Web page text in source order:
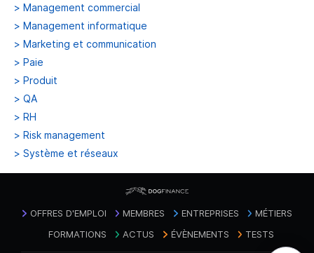
> Management commercial
> Management informatique
> Marketing et communication
> Paie
> Produit
> QA
> RH
> Risk management
> Système et réseaux
OFFRES D'EMPLOI MEMBRES ENTREPRISES
MÉTIERS
FORMATIONS
ACTUS ÉVÈNEMENTS TESTS